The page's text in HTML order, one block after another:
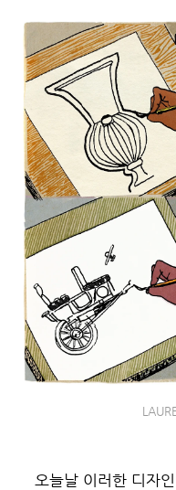
오늘날 이러한 디자